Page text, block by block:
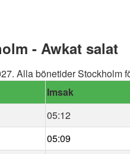
- Awkat salat
Alla bönetider Stockholm
Imsak
05:12
05:09